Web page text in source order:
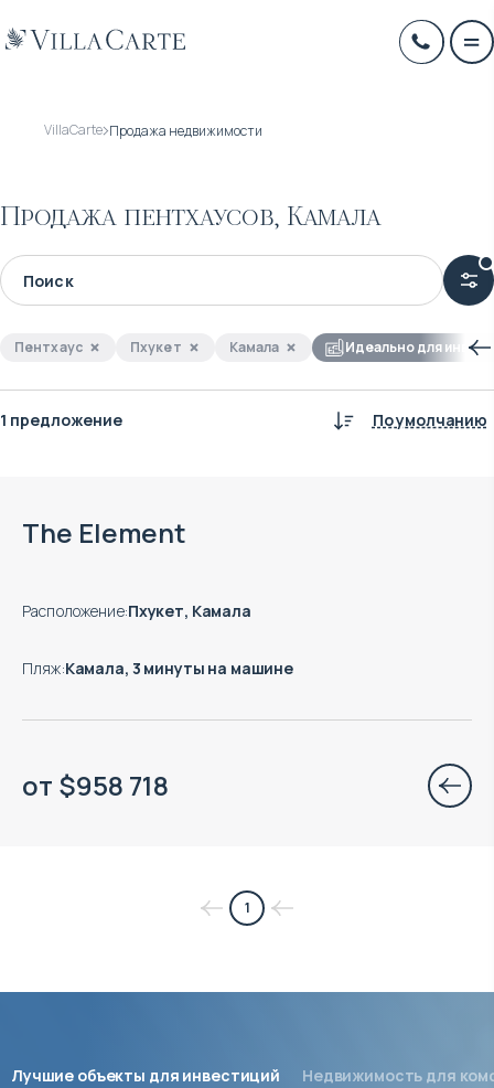
VillaCarte Продажа недвижимости
Продажа пентхаусов, Камала
Пентхаус Пхукет Камала Идеально для
1 предложение По умолчанию
The Element
Расположение:Пхукет, Камала
Пляж:Камала, 3 минуты на машине
от $958 718
1
Лучшие объекты для инвестиций Недвижимость для